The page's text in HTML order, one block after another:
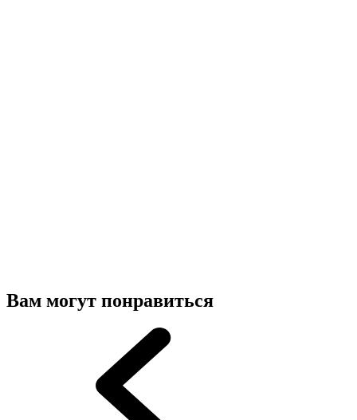
Вам могут понравиться